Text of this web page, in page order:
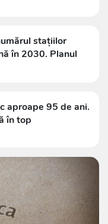
stațiilor
în 2030. Planul
aproape 95 de ani.
în top